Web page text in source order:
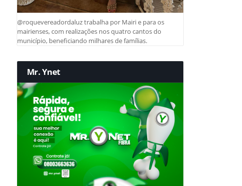
@roquevereadordaluz trabalha por Mairi e para os
mairienses, com realizações nos quatro cantos do
município, beneficiando milhares de famílias.
Mr. Ynet